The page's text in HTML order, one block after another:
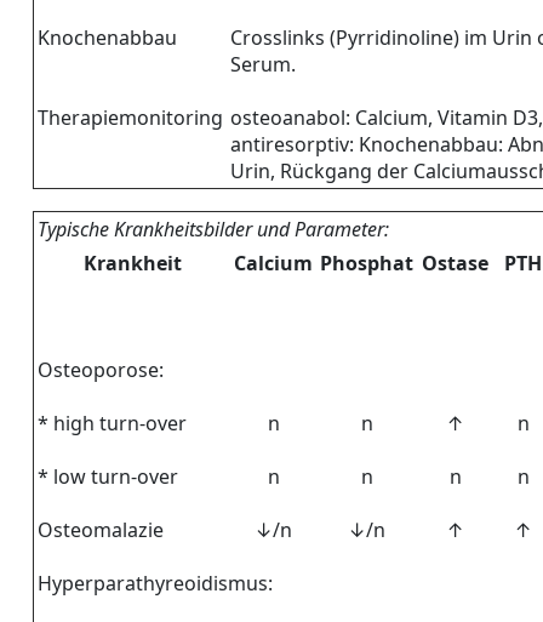
Knochenabbau
Crosslinks (Pyrridinoline) im Urin
Serum.
Therapiemonitoring osteoanabol: Calcium, Vitamin
antiresorptiv: Knochenabbau:
Urin, Rückgang der
Typische Krankheitsbilder und Parameter:
Krankheit
Calcium Phosphat Ostase PTH
Osteoporose:
* high turn-over
n n ↑
n
* low turn-over
n n n
n
Osteomalazie
↓/n ↓/n ↑
↑
Hyperparathyreoidismus: